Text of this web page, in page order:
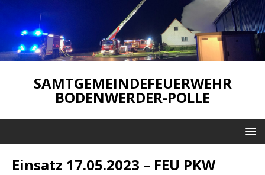
SAMTGEMEINDEFEUERWEHR
BODENWERDER-POLLE
Einsatz 17.05.2023 – FEU PKW